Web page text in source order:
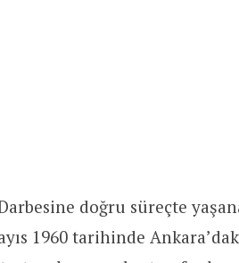
doğru süreçte
1960 tarihinde